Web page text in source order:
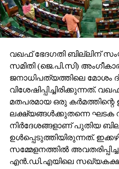
വഖഫ് ഭേദഗതി ബില്ലിന്
സമിതി (ജെ.പി.സി)
ജനാധിപത്യത്തിലെ മോശം
വിശേഷിപ്പിച്ചിരിക്കുന്നത്.
മതപരമായ ഒരു കര്‍മത്തിന്റെ
ലക്ഷ്യങ്ങള്‍ക്കുതന്നെ ഘടക
നിര്‍ദേശങ്ങളാണ് പുതിയ
ഉള്‍പ്പെടുത്തിയിരുന്നത്.
സമ്മേളനത്തില്‍
എന്‍.ഡി.എയിലെ